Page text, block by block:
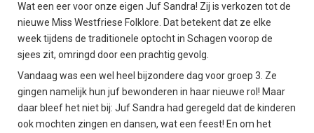
Wat een eer voor onze eigen Juf Sandra! Zij is verkozen tot de
nieuwe Miss Westfriese Folklore. Dat betekent dat ze elke
week tijdens de traditionele optocht in Schagen voorop de
sjees zit, omringd door een prachtig gevolg.
Vandaag was een wel heel bijzondere dag voor groep 3. Ze
gingen namelijk hun juf bewonderen in haar nieuwe rol! Maar
daar bleef het niet bij: Juf Sandra had geregeld dat de kinderen
ook mochten zingen en dansen, wat een feest! En om het